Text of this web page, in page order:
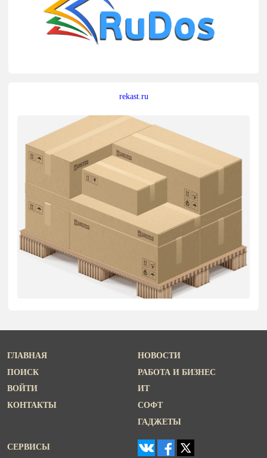
rekast.ru
ГЛАВНАЯ
ПОИСК
ВОЙТИ
КОНТАКТЫ
НОВОСТИ
РАБОТА И БИЗНЕС
ИТ
СОФТ
ГАДЖЕТЫ
СЕРВИСЫ